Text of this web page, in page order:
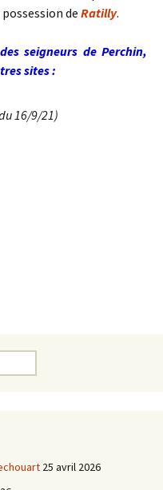
de Ratilly.
seigneurs de Perchin,
sites :
16/9/21)
25 avril 2026